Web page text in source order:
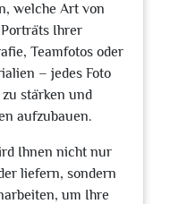
welche Art von
Ihrer
Teamfotos oder
– jedes Foto
stärken und
aufzubauen.
Ihnen nicht nur
liefern, sondern
um Ihre